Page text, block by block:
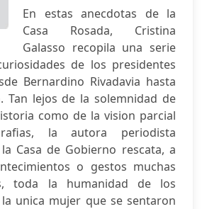
En estas anecdotas de la
Casa Rosada, Cristina
Galasso recopila una serie
de los presidentes
Bernardino Rivadavia hasta
Tan lejos de la solemnidad de
como de la vision parcial
la autora periodista
Casa de Gobierno rescata, a
o gestos muchas
toda la humanidad de los
unica mujer que se sentaron